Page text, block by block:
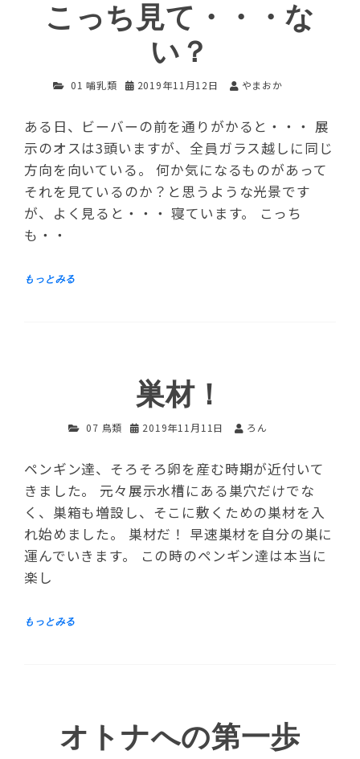
こっち見て・・・な
い？
01 哺乳類 2019年11月12日 やまおか
ある日、ビーバーの前を通りがかると・・・ 展
示のオスは3頭いますが、全員ガラス越しに同じ
方向を向いている。 何か気になるものがあって
それを見ているのか？と思うような光景です
が、よく見ると・・・ 寝ています。 こっち
も・・
巣材！
07 鳥類 2019年11月11日 ろん
ペンギン達、そろそろ卵を産む時期が近付いて
きました。 元々展示水槽にある巣穴だけでな
く、巣箱も増設し、そこに敷くための巣材を入
れ始めました。 巣材だ！ 早速巣材を自分の巣に
運んでいきます。 この時のペンギン達は本当に
楽し
オトナへの第一歩